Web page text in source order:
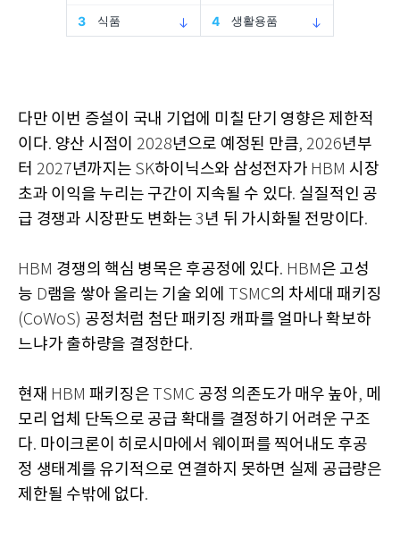
다만 이번 증설이 국내 기업에 미칠 단기 영향은 제한적
이다. 양산 시점이 2028년으로 예정된 만큼, 2026년부
터 2027년까지는 SK하이닉스와 삼성전자가 HBM시장
초과 이익을 누리는 구간이 지속될 수 있다. 실질적인 공
급 경쟁과 시장판도 변화는3년 뒤 가시화될 전망이다.
HBM 경쟁의 핵심 병목은 후공정에 있다. HBM은 고성
능 D램을 쌓아 올리는 기술 외에 TSMC의 차세대 패키징
(CoWoS) 공정처럼 첨단 패키징 캐파를 얼마나 확보하
느냐가 출하량을 결정한다.
현재 HBM패키징은 TSMC 공정 의존도가 매우 높아, 메
모리 업체 단독으로 공급 확대를 결정하기 어려운 구조
다. 마이크론이 히로시마에서 웨이퍼를 찍어내도 후공
정 생태계를 유기적으로 연결하지 못하면 실제 공급량은
제한될 수밖에 없다.